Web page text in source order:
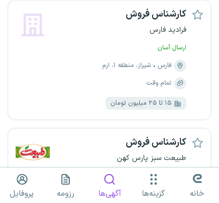
کارشناس فروش
فرادید فارس
ارسال آسان
فارس
شیراز، منطقه ۱، ارم
تمام وقت
۱۵ تا ۲۵ میلیون تومان
کارشناس فروش
طبیعت سبز پارس کهن
فارس
مرودشت خانه گزینه‌ها آگهی‌ها رزومه پروفایل